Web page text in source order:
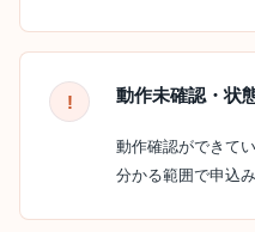
動作未確認・状
動作確認ができて
分かる範囲で申込